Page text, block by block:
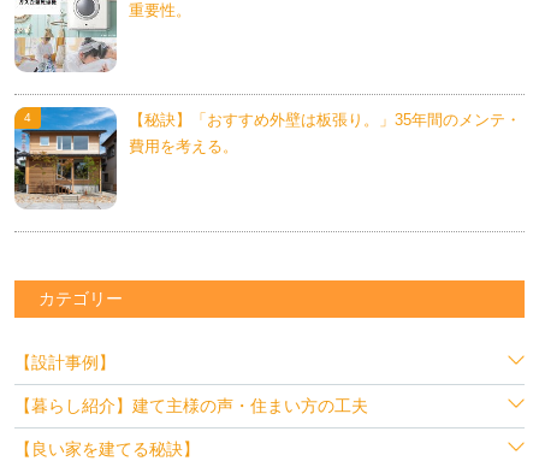
重要性。
【秘訣】「おすすめ外壁は板張り。」35年間のメンテ・
費用を考える。
カテゴリー
【設計事例】
【暮らし紹介】建て主様の声・住まい方の工夫
【良い家を建てる秘訣】